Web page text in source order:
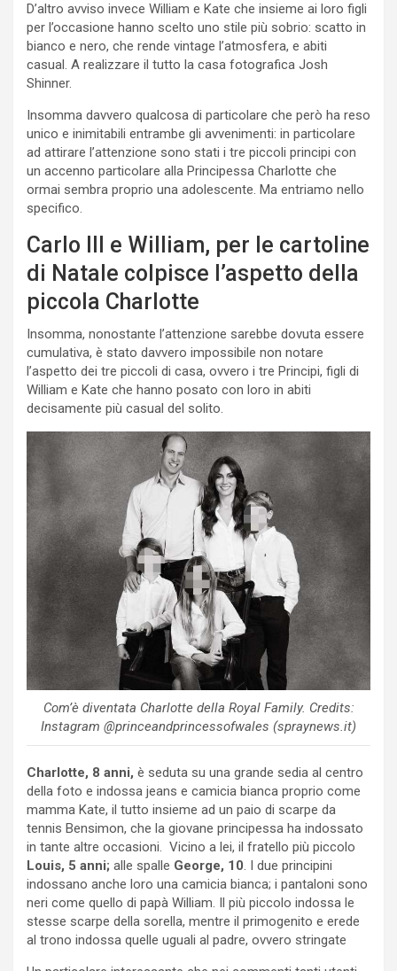
D’altro avviso invece William e Kate che insieme ai loro figli
per l’occasione hanno scelto uno stile più sobrio: scatto in
bianco e nero, che rende vintage l’atmosfera, e abiti
casual. A realizzare il tutto la casa fotografica Josh
Shinner.
Insomma davvero qualcosa di particolare che però ha reso
unico e inimitabili entrambe gli avvenimenti: in particolare
ad attirare l’attenzione sono stati i tre piccoli principi con
un accenno particolare alla Principessa Charlotte che
ormai sembra proprio una adolescente. Ma entriamo nello
specifico.
Carlo III e William, per le cartoline
di Natale colpisce l’aspetto della
piccola Charlotte
Insomma, nonostante l’attenzione sarebbe dovuta essere
cumulativa, è stato davvero impossibile non notare
l’aspetto dei tre piccoli di casa, ovvero i tre Principi, figli di
William e Kate che hanno posato con loro in abiti
decisamente più casual del solito.
Com’è diventata Charlotte della Royal Family. Credits:
Instagram @princeandprincessofwales (spraynews.it)
Charlotte, 8 anni, è seduta su una grande sedia al centro
della foto e indossa jeans e camicia bianca proprio come
mamma Kate, il tutto insieme ad un paio di scarpe da
tennis Bensimon, che la giovane principessa ha indossato
in tante altre occasioni. Vicino a lei, il fratello più piccolo
Louis, 5 anni; alle spalle George, 10. I due principini
indossano anche loro una camicia bianca; i pantaloni sono
neri come quello di papà William. Il più piccolo indossa le
stesse scarpe della sorella, mentre il primogenito e erede
al trono indossa quelle uguali al padre, ovvero stringate